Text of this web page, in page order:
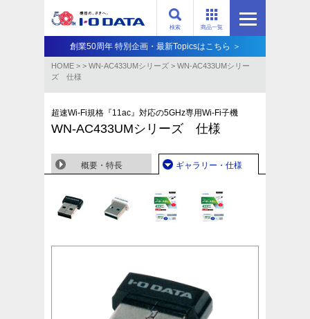
商品一覧
検索
創業50周年 特別企画・最新Topicsはこちら ＞
HOME > > WN-AC433UMシリーズ > WN-AC433UMシリー
ズ 仕様
超速Wi-Fi規格『11ac』対応の5GHz専用Wi-Fi子機
WN-AC433UMシリーズ 仕様
概要・特長 ギャラリー・仕様